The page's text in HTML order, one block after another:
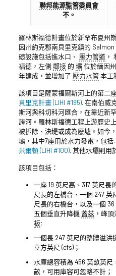
聯邦能源監管委員會
不。
羅林斯福德計畫位於新罕布夏州
因州約克郡南貝里克鎮的
礎設施包括進水口、 壓力管道，
福德，左側鄰接的 壩位於緬因
年建成，並增加了 壓力水管本工
該項目是薩蒙福爾斯河上的第二
貝里克計畫 (LIHI #195). 在南伯威
斯河與科切科河匯合，在靠近新
誇河。羅林斯福德工程上游歷史
被拆除、決堤或成為廢墟。如今
壩，其中7座用於水力發電，包
米爾頓 (LIHI #100). 其他水壩則用
該項目包括：
一座 19 英尺高、317 英尺長
尺長的左橋台、一個 247 英
尺長的右橋台，以及一個
五個垂直升降機蓋茲，峰頂
板;
一個長 247 英尺的整體溢洪
立方英尺 (cfs)；
水庫總容積為 456 英畝英
畝，可用庫容可忽略不計；